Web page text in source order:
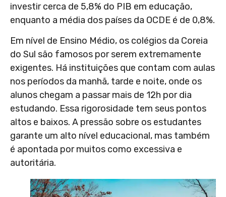
investir cerca de 5,8% do PIB em educação,
enquanto a média dos países da OCDE é de 0,8%.
Em nível de Ensino Médio, os colégios da Coreia
do Sul são famosos por serem extremamente
exigentes. Há instituições que contam com aulas
nos períodos da manhã, tarde e noite, onde os
alunos chegam a passar mais de 12h por dia
estudando. Essa rigorosidade tem seus pontos
altos e baixos. A pressão sobre os estudantes
garante um alto nível educacional, mas também
é apontada por muitos como excessiva e
autoritária.